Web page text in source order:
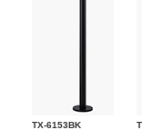
TX-6153BK